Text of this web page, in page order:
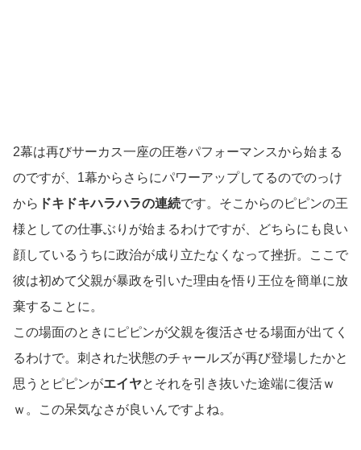
2幕は再びサーカス一座の圧巻パフォーマンスから始まる
のですが、1幕からさらにパワーアップしてるのでのっけ
から ドキドキハラハラの連続です。そこからのピピンの王
様としての仕事ぶりが始まるわけですが、どちらにも良い
顔しているうちに政治が成り立たなくなって挫折。ここで
彼は初めて父親が暴政を引いた理由を悟り王位を簡単に放
棄することに。
この場面のときにピピンが父親を復活させる場面が出てく
るわけで。刺された状態のチャールズが再び登場したかと
思うとピピンがエイヤとそれを引き抜いた途端に復活ｗ
ｗ。この呆気なさが良いんですよね。